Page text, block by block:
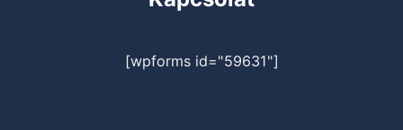
[wpforms id="59631"]